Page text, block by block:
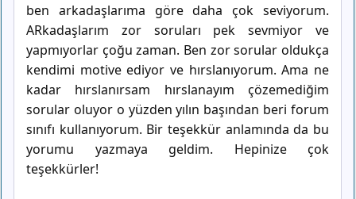
ben arkadaşlarıma göre daha çok seviyorum.
ARkadaşlarım zor soruları pek sevmiyor ve
yapmıyorlar çoğu zaman. Ben zor sorular oldukça
kendimi motive ediyor ve hırslanıyorum. Ama ne
kadar hırslanırsam hırslanayım çözemediğim
sorular oluyor o yüzden yılın başından beri forum
sınıfı kullanıyorum. Bir teşekkür anlamında da bu
yorumu yazmaya geldim. Hepinize çok
teşekkürler!